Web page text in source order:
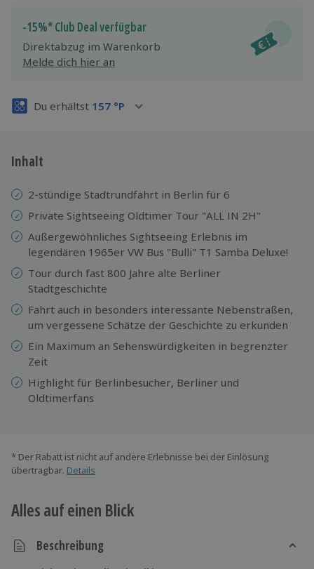
Jeder Gutschein für alle Erlebnisse einlösbar.
Maximale Sicherheit
3 Jahre gültig & verlängerbar.
-15%* Club Deal verfügbar
Direktabzug im Warenkorb
Melde dich hier an
Du erhältst 157 °P
Inhalt
2-stündige Stadtrundfahrt in Berlin für 6
Private Sightseeing Oldtimer Tour "ALL IN 2H"
Außergewöhnliches Sightseeing Erlebnis im
legendären 1965er VW Bus "Bulli" T1 Samba Deluxe!
Tour durch fast 800 Jahre alte Berliner
Stadtgeschichte
Fahrt auch in besonders interessante Nebenstraßen,
um vergessene Schätze der Geschichte zu erkunden
Ein Maximum an Sehenswürdigkeiten in begrenzter
Zeit
Highlight für Berlinbesucher, Berliner und
Oldtimerfans
* Der Rabatt ist nicht auf andere Erlebnisse bei der Einlösung
übertragbar. Details
Alles auf einen Blick
Beschreibung